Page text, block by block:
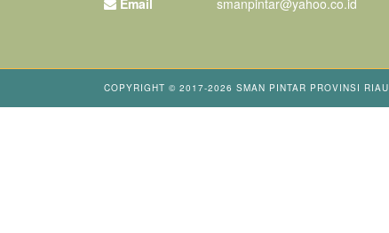
Email
smanpintar@yahoo.co.id
COPYRIGHT © 2017-2026 SMAN PINTAR PROVINSI RIAU